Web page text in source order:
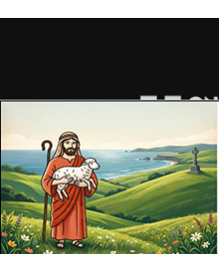
COPYRIGHT© 2015